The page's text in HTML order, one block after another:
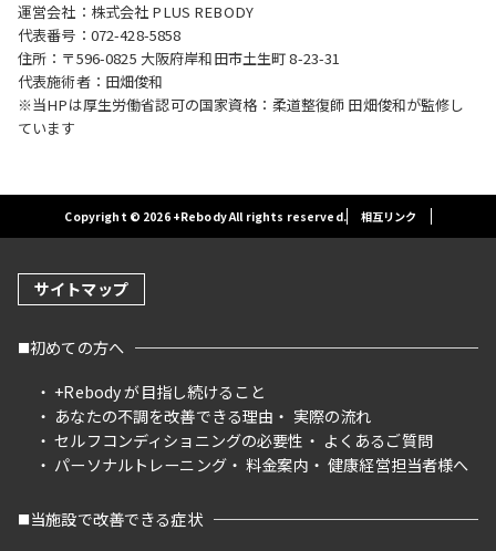
運営会社：株式会社 PLUS REBODY
代表番号：072-428-5858
住所：〒596-0825 大阪府岸和田市土生町 8-23-31
代表施術者：田畑俊和
※当HPは厚生労働省認可の国家資格：柔道整復師 田畑俊和が監修し
ています
Copyright © 2026 +Rebody All rights reserved. 相互リンク
サイトマップ
初めての方へ
+Rebody が目指し続けること
あなたの不調を改善できる理由
実際の流れ
セルフコンディショニングの必要性
よくあるご質問
パーソナルトレーニング
料金案内 健康経営担当者様へ
当施設で改善できる症状